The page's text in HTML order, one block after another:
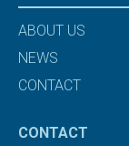
ABOUT US
NEWS
CONTACT
CONTACT